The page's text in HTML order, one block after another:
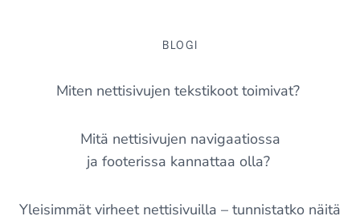
BLOGI
Miten nettisivujen tekstikoot toimivat?
Mitä nettisivujen navigaatiossa
ja footerissa kannattaa olla?
Yleisimmät virheet nettisivuilla – tunnistatko näitä